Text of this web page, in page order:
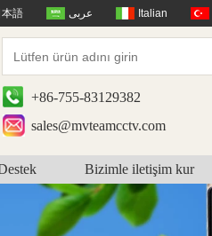
本語 عربى Italian
+86-755-83129382
sales@mvteamcctv.com
Bizimle iletişim kur